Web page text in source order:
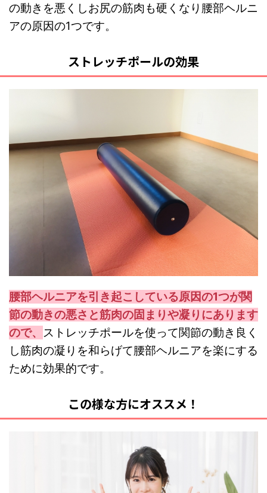
の動きを悪くしお尻の筋肉も硬くなり腰部ヘルニ
アの原因の1つです。
ストレッチポールの効果
腰部ヘルニアを引き起こしている原因の1つが関
節の動きの悪さと筋肉の固まりや凝りにあります
ので、 ストレッチポールを使って関節の動き良く
し筋肉の凝りを和らげて腰部ヘルニアを楽にする
ために効果的です。
この様な方にオススメ！